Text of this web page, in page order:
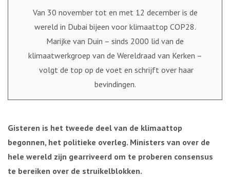
Van 30 november tot en met 12 december is de
wereld in Dubai bijeen voor klimaattop COP28.
Marijke van Duin – sinds 2000 lid van de
klimaatwerkgroep van de Wereldraad van Kerken –
volgt de top op de voet en schrijft over haar
bevindingen.
Gisteren is het tweede deel van de klimaattop
begonnen, het politieke overleg. Ministers van over de
hele wereld zijn gearriveerd om te proberen consensus
te bereiken over de struikelblokken.